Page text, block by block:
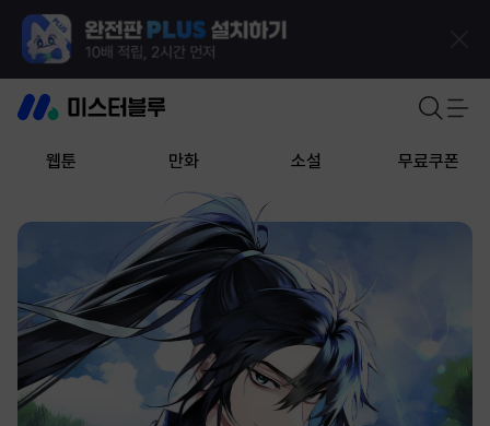
웹툰 만화 소설 무료쿠폰